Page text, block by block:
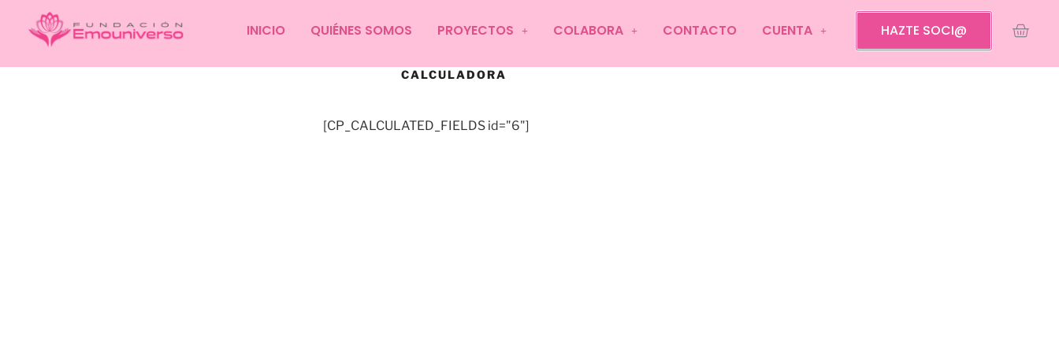
INICIO QUIÉNES SOMOS PROYECTOS COLABORA CONTACTO CUENTA HAZTE SOCI@
CALCULADORA
[CP_CALCULATED_FIELDS id="6"]